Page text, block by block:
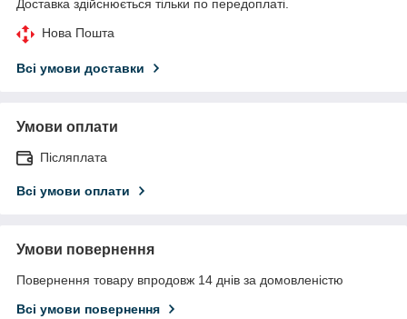
Доставка здійснюється тільки по передоплаті.
Нова Пошта
Всі умови доставки
Умови оплати
Післяплата
Всі умови оплати
Умови повернення
Повернення товару впродовж 14 днів за домовленістю
Всі умови повернення